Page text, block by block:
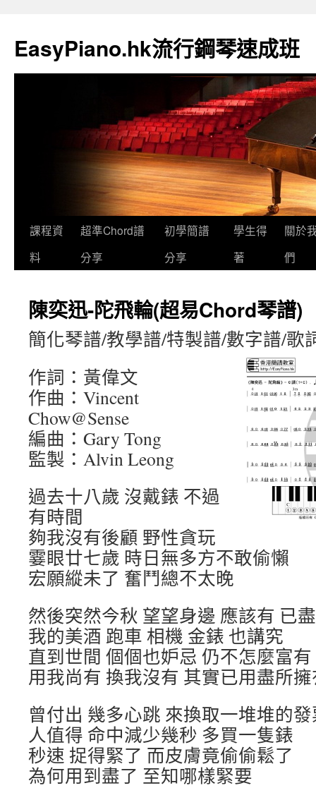
EasyPiano.hk流行鋼琴速成班
課程資
料
超準Chord譜
分享
初學簡譜
分享
學生得
著
關於
們
陳奕迅-陀飛輪(超易Chord琴譜)
簡化琴譜/教學譜/特製譜/數字譜/歌
作詞：黃偉文
作曲：Vincent
Chow@Sense
編曲：Gary Tong
監製：Alvin Leong
過去十八歲 沒戴錶 不過
有時間
夠我沒有後顧 野性貪玩
霎眼廿七歲 時日無多方不敢偷懶
宏願縱未了 奮鬥總不太晚
然後突然今秋 望望身邊 應該有 已
我的美酒 跑車 相機 金錶 也講究
直到世間 個個也妒忌 仍不怎麼富有
用我尚有 換我沒有 其實已用盡所
曾付出 幾多心跳 來換取一堆堆的
人值得 命中減少幾秒 多買一隻錶
秒速 捉得緊了 而皮膚竟偷偷鬆了
為何用到盡了 至知哪樣緊要